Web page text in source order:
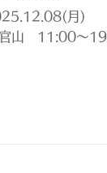
月)
官山 11:00～